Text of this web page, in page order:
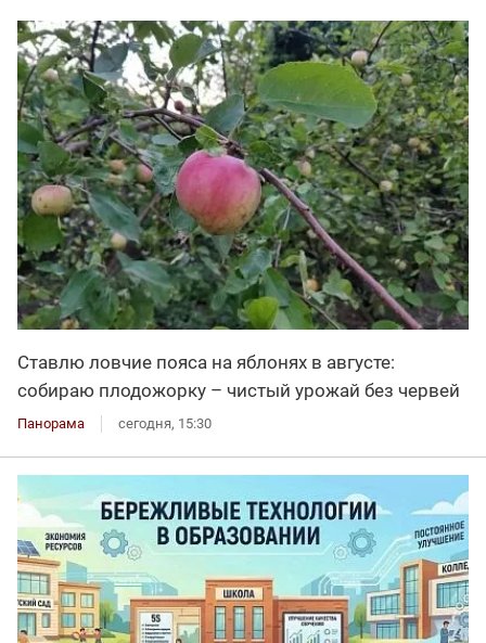
Ставлю ловчие пояса на яблонях в августе:
собираю плодожорку – чистый урожай без червей
Панорама сегодня, 15:30